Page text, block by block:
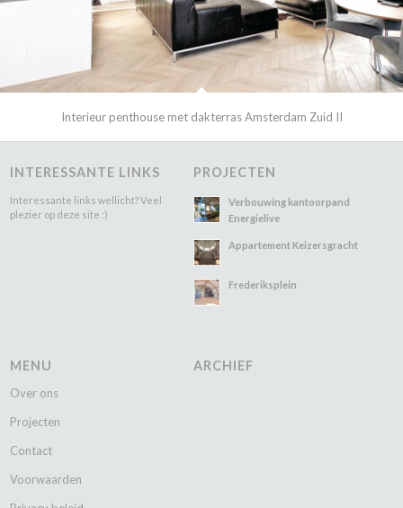
Interieur penthouse met dakterras Amsterdam Zuid II
INTERESSANTE LINKS
Interessante links wellicht? Veel
plezier op deze site :)
PROJECTEN
Verbouwing kantoorpand
Energielive
Appartement Keizersgracht
Frederiksplein
MENU
Over ons
Projecten
Contact
Voorwaarden
ARCHIEF